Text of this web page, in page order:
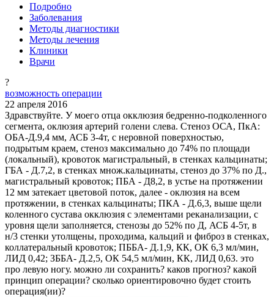
Подробно
Заболевания
Методы диагностики
Методы лечения
Клиники
Врачи
?
возможность операции
22 апреля 2016
Здравствуйте. У моего отца окклюзия бедренно-подколенного
сегмента, оклюзия артерий голени слева. Стеноз ОСА, ПкА:
ОБА-Д.9,4 мм, АСБ 3-4т, с неровной поверхностью,
подрытым краем, стеноз максимально до 74% по площади
(локальный), кровоток магистральный, в стенках кальцинаты;
ГБА - Д.7,2, в стенках множ.кальцинаты, стеноз до 37% по Д.,
магистральный кровоток; ПБА - Д8,2, в устье на протяжении
12 мм затекает цветовой поток, далее - оклюзия на всем
протяжении, в стенках кальцинаты; ПКА - Д.6,3, выше щели
коленного сустава окклюзия с элементами реканализации, с
уровня щели заполняется, стенозы до 52% по Д, АСБ 4-5т, в
н/3 стенки утолщены, проходима, кальций и фиброз в стенках,
коллатеральный кровоток; ПББА- Д.1,9, КК, ОК 6,3 мл/мин,
ЛИД 0,42; ЗББА- Д.2,5, ОК 54,5 мл/мин, КК, ЛИД 0,63. это
про левую ногу. можно ли сохранить? каков прогноз? какой
принцип операции? сколько ориентировочно будет стоить
операция(ии)?